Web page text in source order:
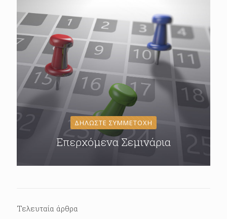
ΔΗΛΩΣΤΕ ΣΥΜΜΕΤΟΧΗ
Επερχόμενα Σεμινάρια
Τελευταία άρθρα